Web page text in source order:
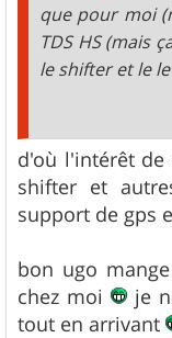
que pour moi
TDS HS (mais
le shifter et le
d'où l'intérêt de
shifter et
support de gps
bon ugo
chez moi
je
tout en arrivant